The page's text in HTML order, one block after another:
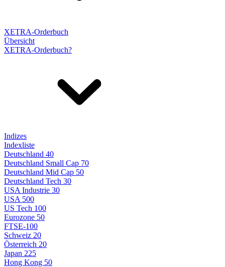
XETRA-Orderbuch
Übersicht
XETRA-Orderbuch?
Indizes
Indexliste
Deutschland 40
Deutschland Small Cap 70
Deutschland Mid Cap 50
Deutschland Tech 30
USA Industrie 30
USA 500
US Tech 100
Eurozone 50
FTSE-100
Schweiz 20
Österreich 20
Japan 225
Hong Kong 50